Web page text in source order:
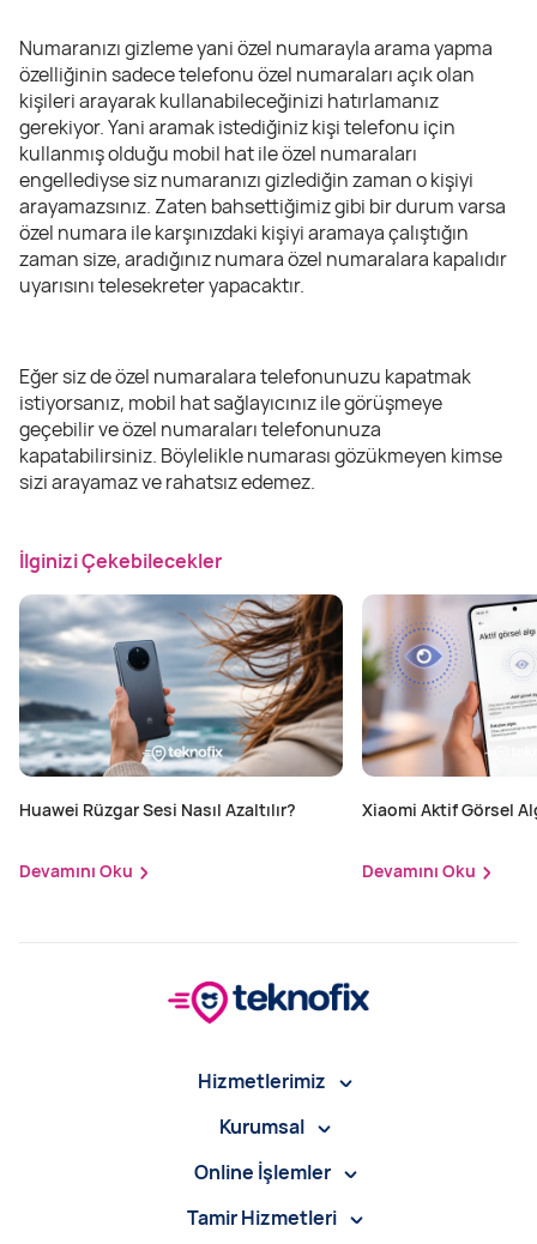
Numaranızı gizleme yani özel numarayla arama yapma
özelliğinin sadece telefonu özel numaraları açık olan
kişileri arayarak kullanabileceğinizi hatırlamanız
gerekiyor. Yani aramak istediğiniz kişi telefonu için
kullanmış olduğu mobil hat ile özel numaraları
engellediyse siz numaranızı gizlediğin zaman o kişiyi
arayamazsınız. Zaten bahsettiğimiz gibi bir durum varsa
özel numara ile karşınızdaki kişiyi aramaya çalıştığın
zaman size, aradığınız numara özel numaralara kapalıdır
uyarısını telesekreter yapacaktır.
Eğer siz de özel numaralara telefonunuzu kapatmak
istiyorsanız, mobil hat sağlayıcınız ile görüşmeye
geçebilir ve özel numaraları telefonunuza
kapatabilirsiniz. Böylelikle numarası gözükmeyen kimse
sizi arayamaz ve rahatsız edemez.
İlginizi Çekebilecekler
Huawei Rüzgar Sesi Nasıl Azaltılır?
Devamını Oku
Xiaomi Aktif Görsel
Devamını Oku
Hizmetlerimiz
Kurumsal
Online İşlemler
Tamir Hizmetleri